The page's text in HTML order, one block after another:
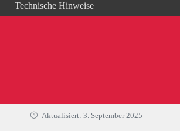
Technische Hinweise
Aktualisiert: 3. September 2025